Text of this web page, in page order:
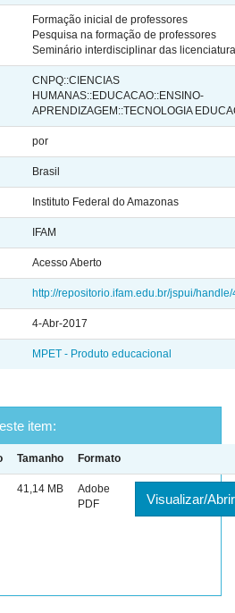
Formação inicial de professores
Pesquisa na formação de professores
Seminário interdisciplinar das
CNPQ::CIENCIAS
HUMANAS::EDUCACAO::ENSINO-
APRENDIZAGEM::TECNOLOGIA
por
Brasil
Instituto Federal do Amazonas
IFAM
Acesso Aberto
http://repositorio.ifam.edu.br/jspui/
4-Abr-2017
MPET - Produto educacional
item:
Tamanho Formato
41,14 MB
Adobe
PDF
Visualizar/Abrir